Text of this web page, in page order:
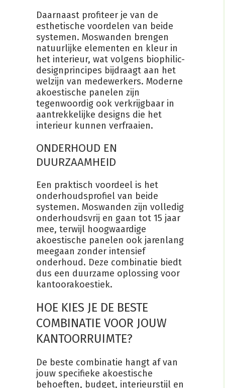
Daarnaast profiteer je van de
esthetische voordelen van beide
systemen. Moswanden brengen
natuurlijke elementen en kleur in
het interieur, wat volgens biophilic-
designprincipes bijdraagt aan het
welzijn van medewerkers. Moderne
akoestische panelen zijn
tegenwoordig ook verkrijgbaar in
aantrekkelijke designs die het
interieur kunnen verfraaien.
ONDERHOUD EN
DUURZAAMHEID
Een praktisch voordeel is het
onderhoudsprofiel van beide
systemen. Moswanden zijn volledig
onderhoudsvrij en gaan tot 15 jaar
mee, terwijl hoogwaardige
akoestische panelen ook jarenlang
meegaan zonder intensief
onderhoud. Deze combinatie biedt
dus een duurzame oplossing voor
kantoorakoestiek.
HOE KIES JE DE BESTE
COMBINATIE VOOR JOUW
KANTOORRUIMTE?
De beste combinatie hangt af van
jouw specifieke akoestische
behoeften, budget, interieurstijl en